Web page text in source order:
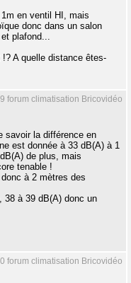
en ventil HI, mais
donc dans un salon
plafond...
A quelle distance êtes-
forum climatisation Bricovidéo
savoir la différence en
est donnée à 33 dB(A) à 1
de plus, mais
tenable !
à 2 mètres des
38 à 39 dB(A) donc un
forum climatisation Bricovidéo